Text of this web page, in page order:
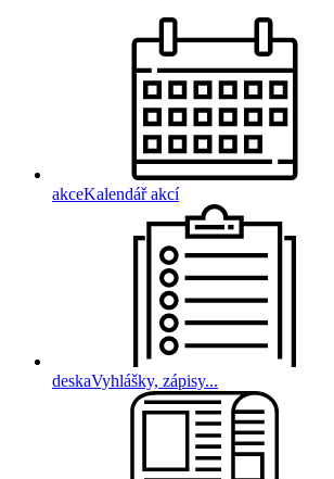
akceKalendář akcí
deskaVyhlášky, zápisy...